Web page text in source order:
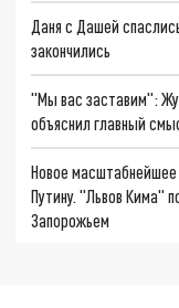
Даня с Дашей
закончились
"Мы вас заставим":
объяснил главный
Новое масштабнейшее
Путину. "Львов Кима"
Запорожьем